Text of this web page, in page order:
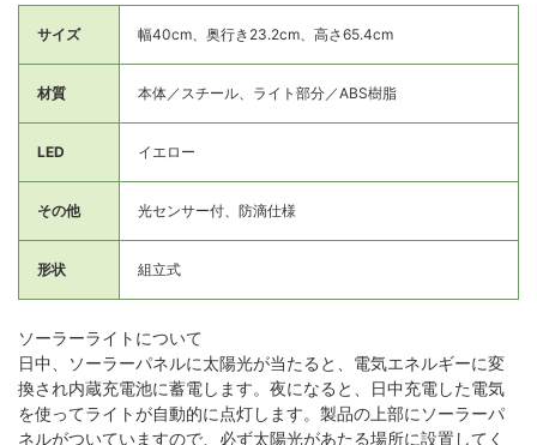
サイズ 幅40cm、奥行き23.2cm、高さ65.4cm
材質 本体／スチール、ライト部分／ABS樹脂
LED イエロー
その他 光センサー付、防滴仕様
形状 組立式
ソーラーライトについて
日中、ソーラーパネルに太陽光が当たると、電気エネルギーに変
換され内蔵充電池に蓄電します。夜になると、日中充電した電気
を使ってライトが自動的に点灯します。製品の上部にソーラーパ
ネルがついていますので、必ず太陽光があたる場所に設置してく